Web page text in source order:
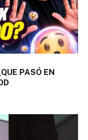
PASÓ EN